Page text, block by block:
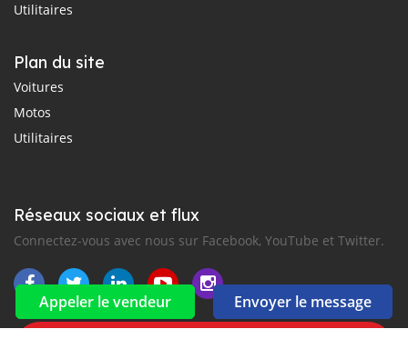
Appeler le vendeur Envoyer le message
Utilitaires
Plan du site
Voitures
Motos
Utilitaires
Réseaux sociaux et flux
Connectez-vous avec nous sur Facebook, YouTube et Twitter.